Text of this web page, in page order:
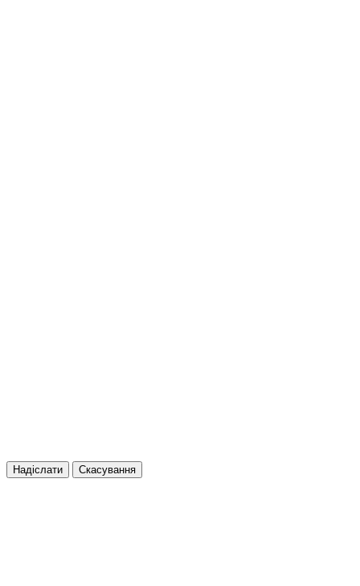
Надіслати Скасування